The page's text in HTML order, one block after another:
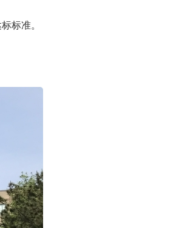
标准。